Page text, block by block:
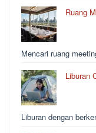
Ruang
Mencari ruang
Liburan
Liburan dengan